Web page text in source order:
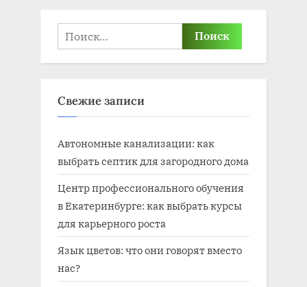
Найти:
Свежие записи
Автономные канализации: как
выбрать септик для загородного дома
Центр профессионального обучения
в Екатеринбурге: как выбрать курсы
для карьерного роста
Язык цветов: что они говорят вместо
нас?